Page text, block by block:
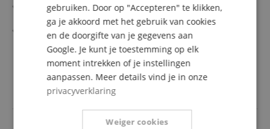
2.0-luidsprekerset met indrukwekkend geluid, incl.
infrarood-afstandsbediening
4"-woofer & 13 mm zijden dome tweeter
Uitgangsvermogen (RMS): 2x 21W
Frontzijdige bassreflexpoort voor volle basweergave
2 aparte audio-ingangen (RCA) & regelaars voor volume,
bas en hoge tonen
Duale cinch-ingangen
meer laten zien
89,99 €
incl. BTW +Verzendkosten
(NL)
gebruiken. Door op "Accepteren" te klikken,
ga je akkoord met het gebruik van cookies
en de doorgifte van je gegevens aan
Google. Je kunt je toestemming op elk
moment intrekken of je instellingen
aanpassen. Meer details vind je in onze
privacyverklaring
Weiger cookies